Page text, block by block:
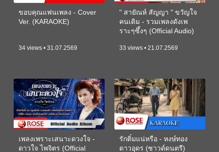
ขอบคุณแฟนเพลง - Cover
Ver. (KARAOKE)
34 views • 31.07.2569
" สายัณห์ สัญญา " ขวัญใจ
คนเดิม - รวมเพลงดังเพ
ราะๆซึ้งๆ (Official Audio)
33 views • 21.07.2569
เพลงเพราะเสนาะดวงใจ -
ดาวใจ ไพจิตร (Official
รักติ๋มแน่หรือ - หงษ์ทอง
ดาวอุดร (ซาวด์ดนตรี)